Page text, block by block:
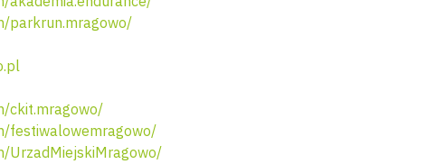
parkrun.mragowo/
ckit.mragowo/
festiwalowemragowo/
UrzadMiejskiMragowo/